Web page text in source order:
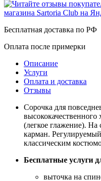
Бесплатная доставка по РФ
Оплата после примерки
Описание
Услуги
Оплата и доставка
Отзывы
Сорочка для
(легкое глажение).
карман.
классическим
Бесплатные услуги
выточка на